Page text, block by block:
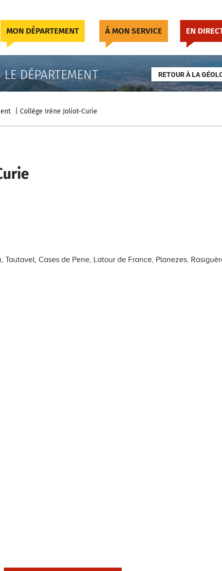
MON DÉPARTEMENT À MON SERVICE EN
LE DÉPARTEMENT RETOUR À LA
Collège Irène Joliot-Curie
Cases de Pene, Latour de France, Planezes,